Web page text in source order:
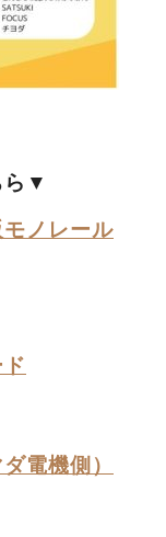
ら▼
ノレール
電機側）